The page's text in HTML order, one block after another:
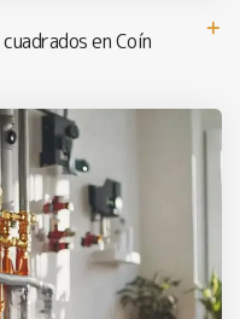
en Coín